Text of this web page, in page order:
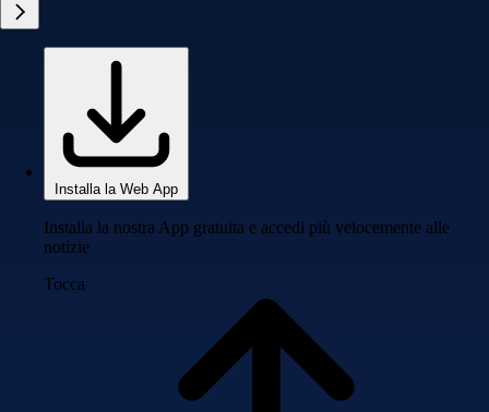
Installa la Web App
Installa la nostra App gratuita e accedi più velocemente alle
notizie
Tocca